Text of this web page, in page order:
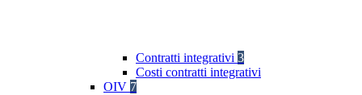
Contratti integrativi 3
Costi contratti integrativi
OIV 7